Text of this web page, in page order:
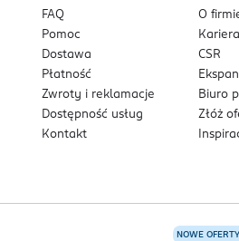
FAQ
Pomoc
Dostawa
Płatność
Zwroty i reklamacje
Dostępność usług
Kontakt
O
Kariera
CSR
Biuro
Złóż
NOWE